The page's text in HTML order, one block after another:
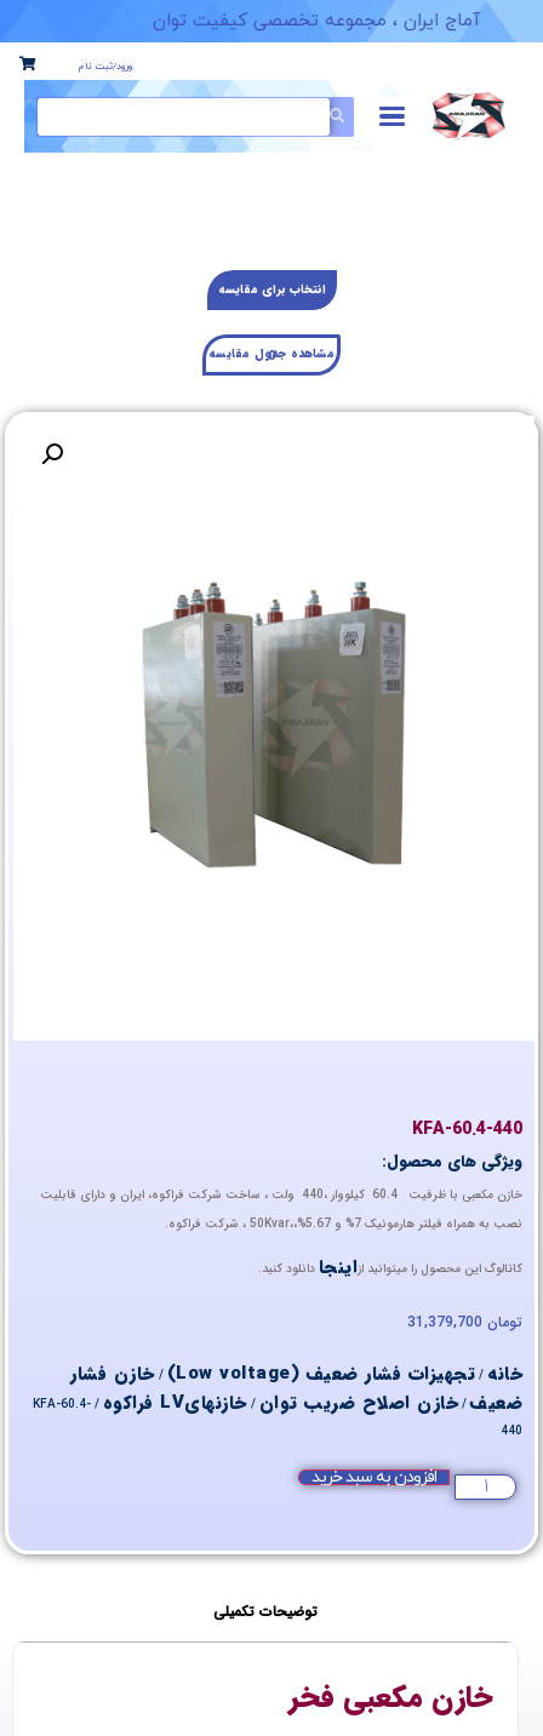
آماج ایران ، مجموعه تخصصی کیفیت توان
ورود/ثبت نام
انتخاب برای مقایسه
مشاهده جدول مقایسه
0
KFA-60.4-440
ویژگی های محصول:
خازن مکعبی با ظرفیت 60.4 کیلووار ،440 ولت ، ساخت شرکت فراکوه، ایران و دارای قابلیت
نصب به همراه فیلتر هارمونیک 7% و 5.67%،،50Kvar ، شرکت فراکوه.
کاتالوگ این محصول را میتوانید ازاینجادانلود کنید.
تومان31,379,700
خانه/تجهیزات فشار ضعیف (Low voltage) /خازن فشار
ضعیف/خازن اصلاح ضریب توان/خازنهایLV فراکوه
/ KFA-60.4-
440
افزودن به سبد خرید
توضیحات تکمیلی
خازن مکعبی فخر